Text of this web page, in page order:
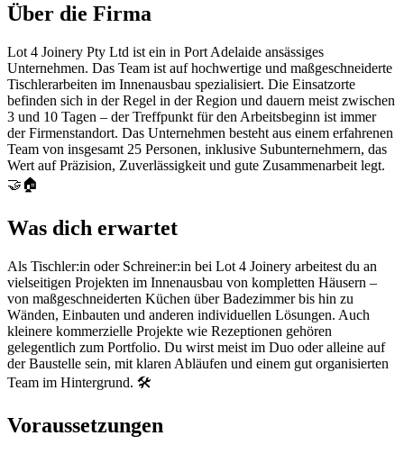
Über die Firma
Lot 4 Joinery Pty Ltd ist ein in Port Adelaide ansässiges
Unternehmen. Das Team ist auf hochwertige und maßgeschneiderte
Tischlerarbeiten im Innenausbau spezialisiert. Die Einsatzorte
befinden sich in der Regel in der Region und dauern meist zwischen
3 und 10 Tagen – der Treffpunkt für den Arbeitsbeginn ist immer
der Firmenstandort. Das Unternehmen besteht aus einem erfahrenen
Team von insgesamt 25 Personen, inklusive Subunternehmern, das
Wert auf Präzision, Zuverlässigkeit und gute Zusammenarbeit legt.
🤝🏠
Was dich erwartet
Als Tischler:in oder Schreiner:in bei Lot 4 Joinery arbeitest du an
vielseitigen Projekten im Innenausbau von kompletten Häusern –
von maßgeschneiderten Küchen über Badezimmer bis hin zu
Wänden, Einbauten und anderen individuellen Lösungen. Auch
kleinere kommerzielle Projekte wie Rezeptionen gehören
gelegentlich zum Portfolio. Du wirst meist im Duo oder alleine auf
der Baustelle sein, mit klaren Abläufen und einem gut organisierten
Team im Hintergrund. 🛠️
Voraussetzungen